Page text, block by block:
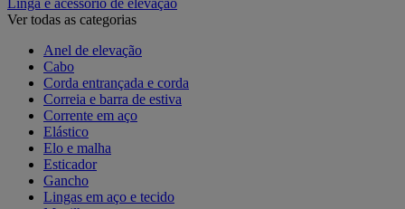
Ver todas as categorias
Anel de elevação
Cabo
Corda entrançada e corda
Correia e barra de estiva
Corrente em aço
Elástico
Elo e malha
Esticador
Gancho
Lingas em aço e tecido